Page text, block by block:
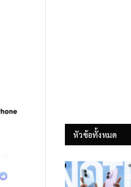
หัวข้อทั้งหมด